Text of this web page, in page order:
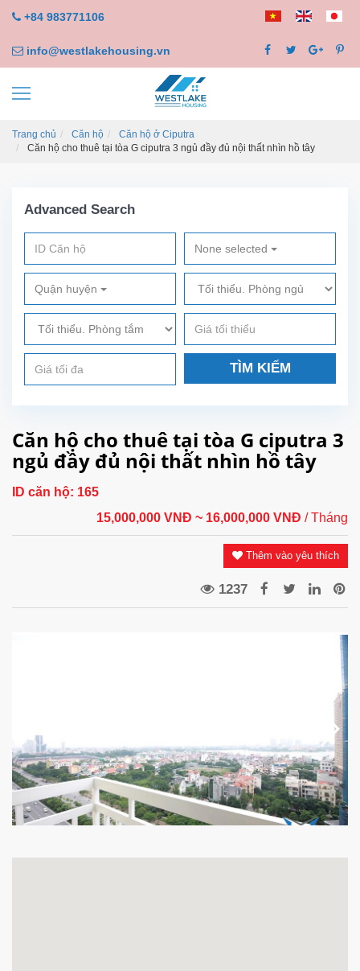
+84 983771106
info@westlakehousing.vn
Trang chủ Căn hộ
Căn hộ ở Ciputra
Căn hộ cho thuê tại tòa G ciputra 3 ngủ đầy đủ nội thất nhìn hồ tây
Advanced Search
None selected
Quận huyện
TÌM KIẾM
Căn hộ cho thuê tại tòa G ciputra 3
ngủ đầy đủ nội thất nhìn hồ tây
ID căn hộ: 165
15,000,000 VNĐ ~ 16,000,000 VNĐ / Tháng
Thêm vào yêu thích
1237